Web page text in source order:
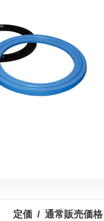
定価 / 通常販売価格